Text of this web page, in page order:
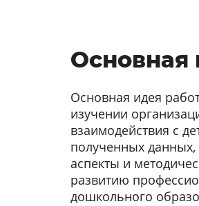
Основная
Основная идея
изучении
взаимодействия с
полученных
аспекты и
развитию
дошкольного